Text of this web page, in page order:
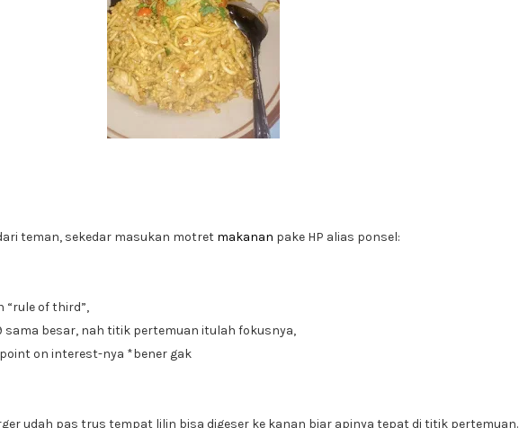
teman, sekedar masukan motret makanan pake HP alias ponsel:
“rule of third”,
sama besar, nah titik pertemuan itulah fokusnya,
on interest-nya *bener gak
udah pas trus tempat lilin bisa digeser ke kanan biar apinya tepat di titik pertemuan.